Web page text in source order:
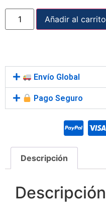
Añadir al carrito
Envío Global
Pago Seguro
Descripción
Descripción